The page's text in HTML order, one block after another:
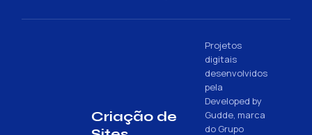
Criação de
Projetos
digitais
desenvolvidos
pela
Developed by
Gudde, marca
do Grupo